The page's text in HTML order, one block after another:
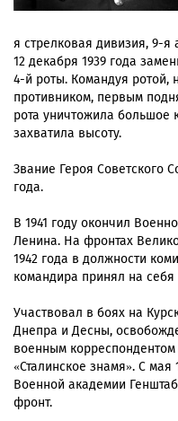
я стрелковая дивизия, 9-
12 декабря 1939 года
4-й роты. Командуя ротой,
противником, первым
рота уничтожила большое
захватила высоту.
Звание Героя Советского
года.
В 1941 году окончил
Ленина. На фронтах
1942 года в должности
командира принял на
Участвовал в боях на
Днепра и Десны,
военным корреспондентом
«Сталинское знамя». С мая
Военной академии
фронт.